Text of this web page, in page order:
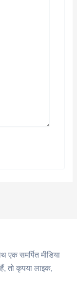
समर्पित मीडिया
तो कृपया लाइक,